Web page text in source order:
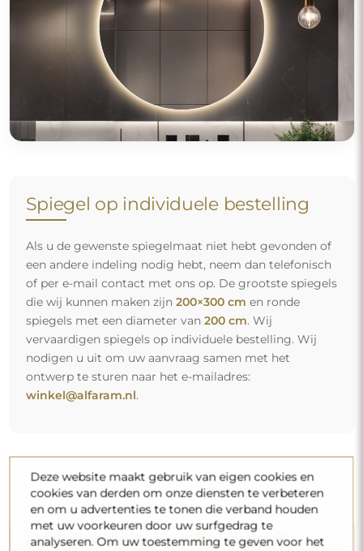
Spiegel op individuele bestelling
Als u de gewenste spiegelmaat niet hebt gevonden of
een andere indeling nodig hebt, neem dan telefonisch
of per e-mail contact met ons op. De grootste spiegels
die wij kunnen maken zijn 200×300 cm en ronde
spiegels met een diameter van 200 cm. Wij
vervaardigen spiegels op individuele bestelling. Wij
nodigen u uit om uw aanvraag samen met het
ontwerp te sturen naar het e-mailadres:
winkel@alfaram.nl.
Gratis levering en veilig transport
Deze website maakt gebruik van eigen cookies en
cookies van derden om onze diensten te verbeteren
en om u advertenties te tonen die verband houden
met uw voorkeuren door uw surfgedrag te
analyseren. Om uw toestemming te geven voor het